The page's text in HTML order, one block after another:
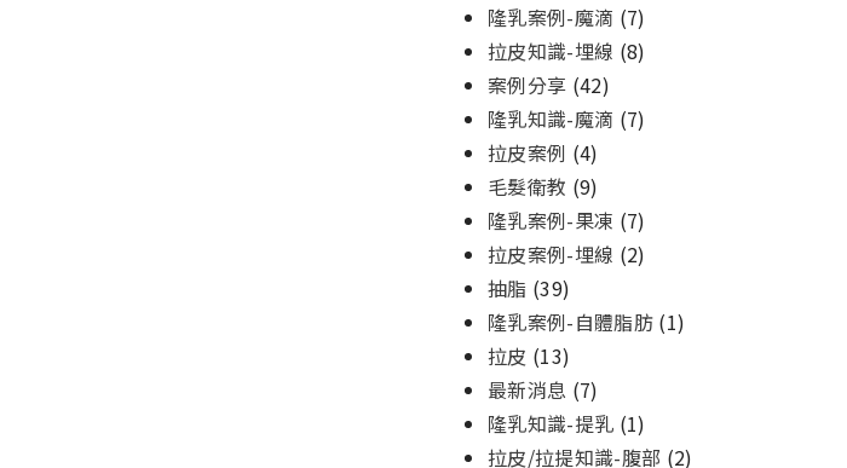
隆乳案例-魔滴 (7)
拉皮知識-埋線 (8)
案例分享 (42)
隆乳知識-魔滴 (7)
拉皮案例 (4)
毛髮衛教 (9)
隆乳案例-果凍 (7)
拉皮案例-埋線 (2)
抽脂 (39)
隆乳案例-自體脂肪(1)
拉皮 (13)
最新消息 (7)
隆乳知識-提乳 (1)
拉皮/拉提知識-腹部 (2)